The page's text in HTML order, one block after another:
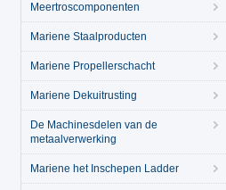
Meertroscomponenten
Mariene Staalproducten
Mariene Propellerschacht
Mariene Dekuitrusting
De Machinesdelen van de
metaalverwerking
Mariene het Inschepen Ladder